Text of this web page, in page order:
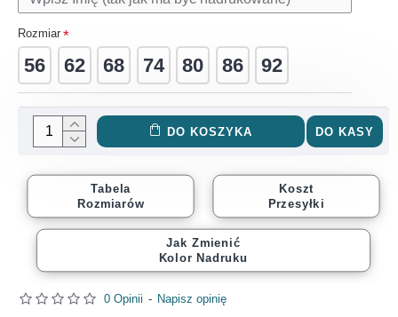
0 Opinii - Napisz opinię
Rozmiar
56 62 68 74 80 86 92
DO KOSZYKA DO KASY
Tabela
Rozmiarów
Koszt
Przesyłki
Jak Zmienić
Kolor Nadruku